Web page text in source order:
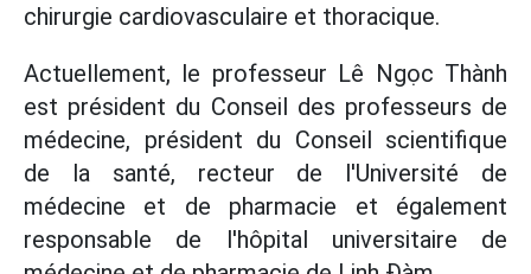
chirurgie cardiovasculaire et thoracique.
Actuellement, le professeur Lê Ngọc Thành
est président du Conseil des professeurs de
médecine, président du Conseil scientifique
de la santé, recteur de l'Université de
médecine et de pharmacie et également
responsable de l'hôpital universitaire de